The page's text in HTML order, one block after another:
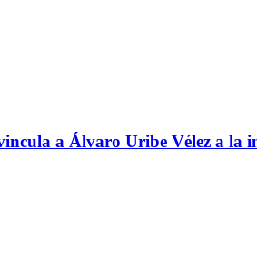
a Álvaro Uribe Vélez a la